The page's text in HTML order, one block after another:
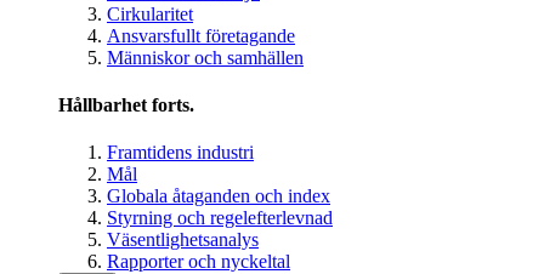
Cirkularitet
Ansvarsfullt företagande
Människor och samhällen
Hållbarhet forts.
Framtidens industri
Mål
Globala åtaganden och index
Styrning och regelefterlevnad
Väsentlighetsanalys
Rapporter och nyckeltal